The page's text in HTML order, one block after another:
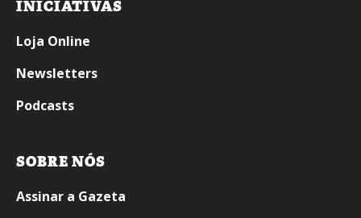
INICIATIVAS
Loja Online
Newsletters
Podcasts
SOBRE NÓS
Assinar a Gazeta